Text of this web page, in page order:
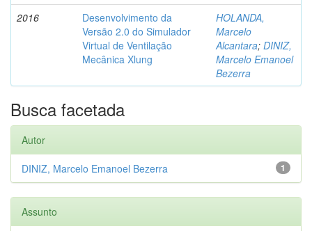
2016
Desenvolvimento da
Versão 2.0 do Simulador
Virtual de Ventilação
Mecânica Xlung
HOLANDA,
Marcelo
Alcantara; DINIZ,
Marcelo Emanoel
Bezerra
Busca facetada
Autor
1
DINIZ, Marcelo Emanoel Bezerra
Assunto